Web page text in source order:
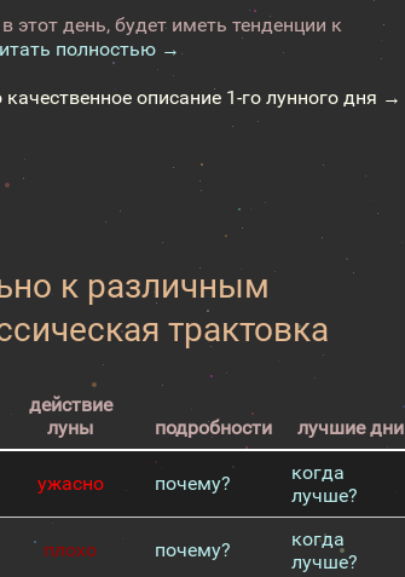
день, будет иметь тенденции к
полностью →
описание 1-го лунного дня →
к различным
трактовка
действие
луны
подробности лучшие дни
ужасно почему?
когда
лучше?
плохо почему?
когда
лучше?